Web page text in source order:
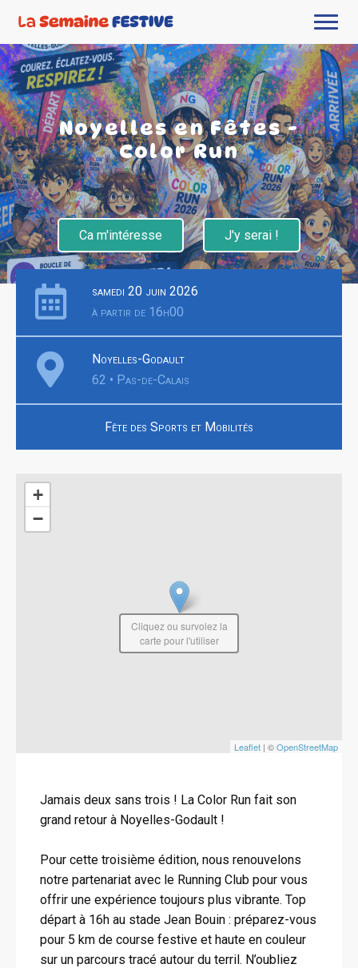
Noyelles en Fêtes -
Color Run
Ca m'intéresse J'y serai !
samedi 20 juin 2026
à partir de 16h00
Noyelles-Godault
62 • Pas-de-Calais
Fête des Sports et Mobilités
+
−
Leaflet | ©OpenStreetMap
Cliquez ou survolez la
carte pour l'utiliser
Jamais deux sans trois ! La Color Run fait son
grand retour à Noyelles-Godault !
Pour cette troisième édition, nous renouvelons
notre partenariat avec le Running Club pour vous
offrir une expérience toujours plus vibrante. Top
départ à 16h au stade Jean Bouin : préparez-vous
pour 5 km de course festive et haute en couleur
sur un parcours tracé autour du terril. N’oubliez